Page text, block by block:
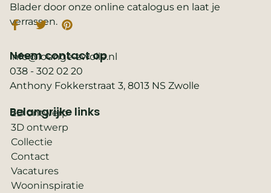
Blader door onze online catalogus en laat je
verrassen.
Belangrijke links
2D ontwerp
3D ontwerp
Collectie
Contact
Vacatures
Wooninspiratie
Neem contact op
info@lounge-zwolle.nl
038 - 302 02 20
Anthony Fokkerstraat 3, 8013 NS Zwolle